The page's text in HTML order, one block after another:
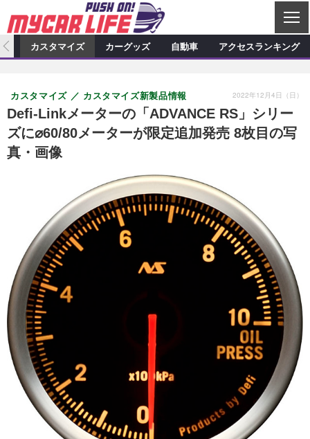
C
L
S
カーオーディオ
プロショップ検索
カーオーディオニュース デモカー製作記
その他
カスタマイズ特集記事 カスタマイズ新製品情報
カスタマイズニュース
カーグッズ
カーグッズ特集記事 カーグッズ新製品情報
カーグッズニュース
自動車
スクープ
カスタマイズ カーグッズ 自動車 アクセスランキング
Defi-Linkメーターの「ADVANCE RS」シリー
ズに⌀60/80メーターが限定追加発売 8枚目の写
真・画像
カスタマイズ カスタマイズ新製品情報 2022年12月4日（日）